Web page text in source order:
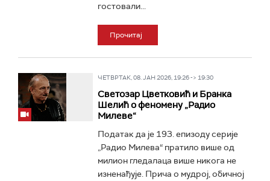
гостовали...
Прочитај
ЧЕТВРТАК, 08. ЈАН 2026, 19:26 -> 19:30
Светозар Цветковић и Бранка
Шелић о феномену „Радио
Милеве“
Податак да је 193. епизоду серије
„Радио Милева“ пратило више од
милион гледалаца више никога не
изненађује. Прича о мудрој, обичној